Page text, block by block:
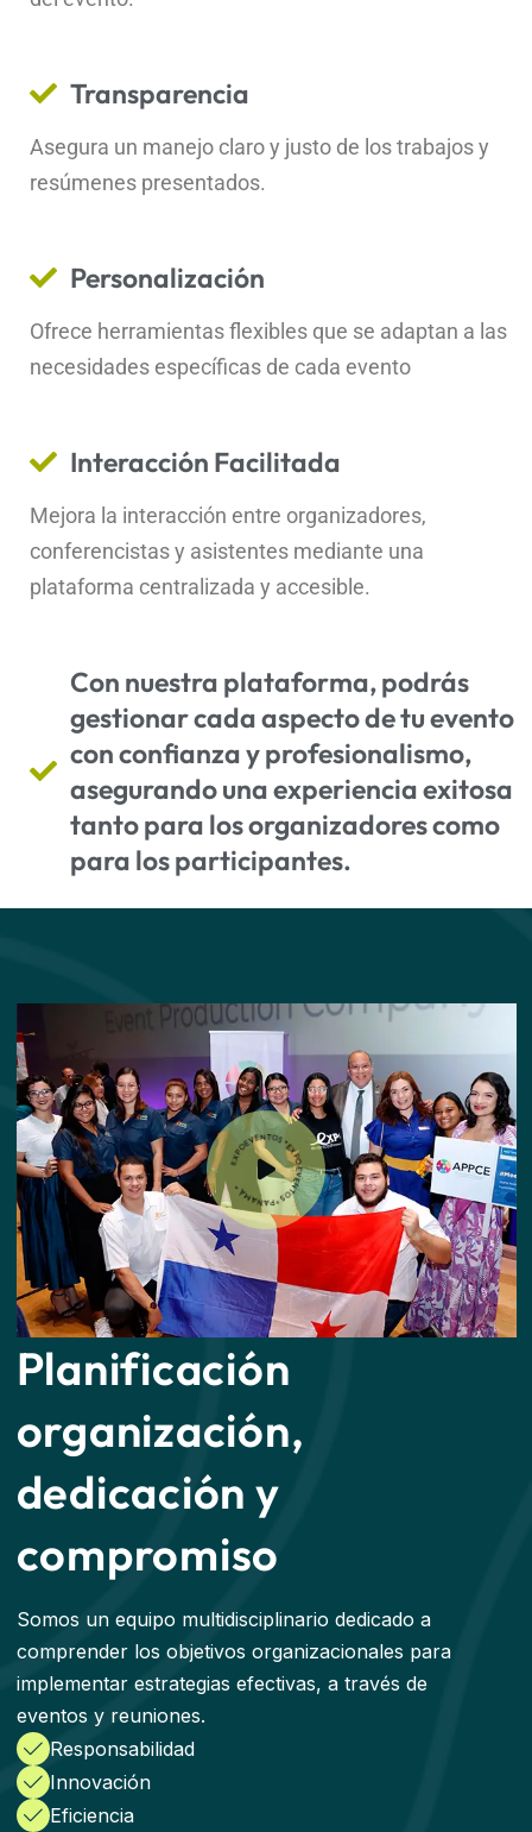
Transparencia
Asegura un manejo claro y justo de los trabajos y
resúmenes presentados.
Personalización
Ofrece herramientas flexibles que se adaptan a las
necesidades específicas de cada evento
Interacción Facilitada
Mejora la interacción entre organizadores,
conferencistas y asistentes mediante una
plataforma centralizada y accesible.
Con nuestra plataforma, podrás
gestionar cada aspecto de tu evento
con confianza y profesionalismo,
asegurando una experiencia exitosa
tanto para los organizadores como
para los participantes.
Planificación
organización,
dedicación y
compromiso
Somos un equipo multidisciplinario dedicado a
comprender los objetivos organizacionales para
implementar estrategias efectivas, a través de
eventos y reuniones.
Responsabilidad
Innovación
Eficiencia
EXPO EVENTOS * EXPO EVENTOS * PANAMÁ *